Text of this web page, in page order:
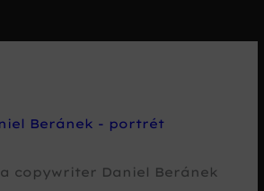
a copywriter Daniel Beránek